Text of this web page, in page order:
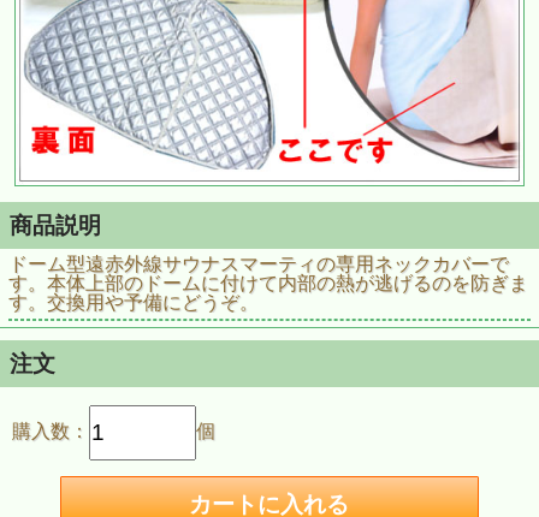
商品説明
ドーム型遠赤外線サウナスマーティの専用ネックカバーで
す。本体上部のドームに付けて内部の熱が逃げるのを防ぎま
す。交換用や予備にどうぞ。
注文
購入数： 個